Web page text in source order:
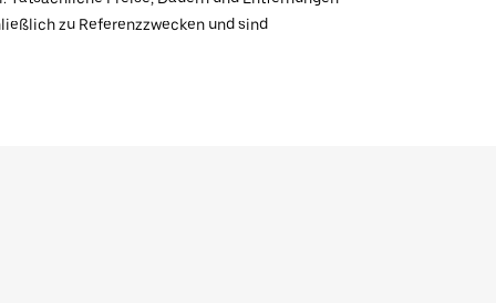
zu Referenzzwecken und sind